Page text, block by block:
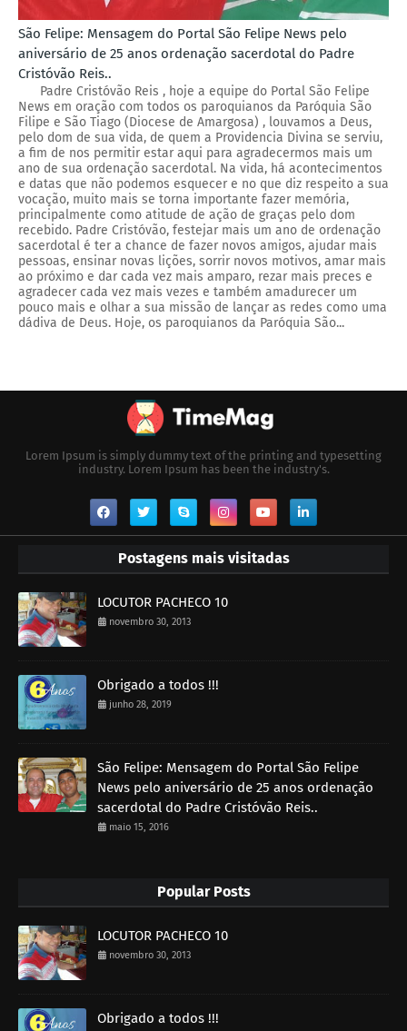
São Felipe: Mensagem do Portal São Felipe News pelo
aniversário de 25 anos ordenação sacerdotal do Padre
Cristóvão Reis..
Padre Cristóvão Reis , hoje a equipe do Portal São Felipe
News em oração com todos os paroquianos da Paróquia São
Filipe e São Tiago (Diocese de Amargosa) , louvamos a Deus,
pelo dom de sua vida, de quem a Providencia Divina se serviu,
a fim de nos permitir estar aqui para agradecermos mais um
ano de sua ordenação sacerdotal. Na vida, há acontecimentos
e datas que não podemos esquecer e no que diz respeito a sua
vocação, muito mais se torna importante fazer memória,
principalmente como atitude de ação de graças pelo dom
recebido. Padre Cristóvão, festejar mais um ano de ordenação
sacerdotal é ter a chance de fazer novos amigos, ajudar mais
pessoas, ensinar novas lições, sorrir novos motivos, amar mais
ao próximo e dar cada vez mais amparo, rezar mais preces e
agradecer cada vez mais vezes e também amadurecer um
pouco mais e olhar a sua missão de lançar as redes como uma
dádiva de Deus. Hoje, os paroquianos da Paróquia São...
Lorem Ipsum is simply dummy text of the printing and typesetting
industry. Lorem Ipsum has been the industry's.
Postagens mais visitadas
LOCUTOR PACHECO 10
novembro 30, 2013
Obrigado a todos !!!
junho 28, 2019
São Felipe: Mensagem do Portal São Felipe
News pelo aniversário de 25 anos ordenação
sacerdotal do Padre Cristóvão Reis..
maio 15, 2016
Popular Posts
LOCUTOR PACHECO 10
novembro 30, 2013
Obrigado a todos !!!